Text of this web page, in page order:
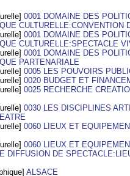
0001 DOMAINE DES
CULTURELLE:CONVENTION
0001 DOMAINE DES
CULTURELLE:SPECTACLE
0001 DOMAINE DES
PARTENARIALE
0005 LES POUVOIRS
0020 BUDGET ET
0025 RECHERCHE
0030 LES DISCIPLINES
0060 LIEUX ET
0060 LIEUX ET
DIFFUSION DE
ALSACE